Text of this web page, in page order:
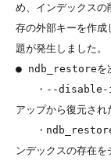
め、インデックスの
存の外部キーを作成
題が発生しました。
● ndb_restoreを次
・--disable-
アップから復元され
・ndb_restoreは
ンデックスの存在を